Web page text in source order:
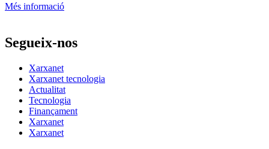
Més informació
Segueix-nos
Xarxanet
Xarxanet tecnologia
Actualitat
Tecnologia
Finançament
Xarxanet
Xarxanet